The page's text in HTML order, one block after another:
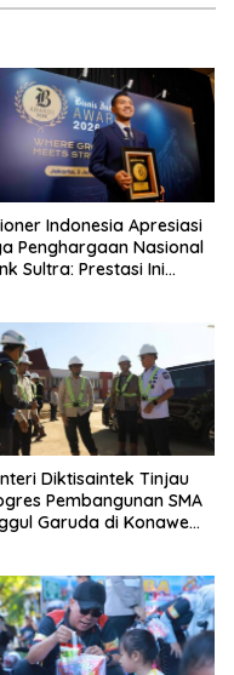
Indonesia Apresiasi
Penghargaan Nasional
Sultra: Prestasi Ini
Permana
Diktisaintek Tinjau
Pembangunan SMA
Garuda di Konawe